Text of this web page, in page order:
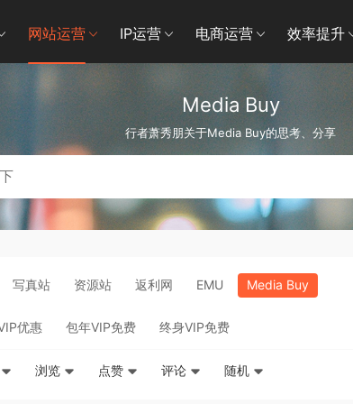
网站运营 IP运营 电商运营 效率提升
Media Buy
行者萧秀朋关于Media Buy的思考、分享
写真站 资源站 返利网 EMU Media Buy
优惠 包年VIP免费 终身VIP免费
浏览 点赞 评论 随机